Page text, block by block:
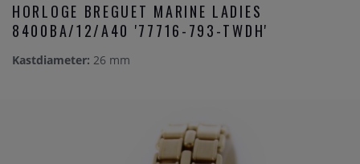
HORLOGE BREGUET MARINE LADIES
8400BA/12/A40 '77716-793-TWDH'
Kastdiameter: 26 mm